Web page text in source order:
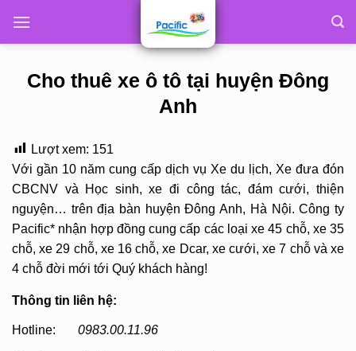
Cho thuê xe ô tô tại huyện Đông
Anh
Lượt xem: 151
Với gần 10 năm cung cấp dịch vụ Xe du lịch, Xe đưa đón
CBCNV và Học sinh, xe đi công tác, đám cưới, thiện
nguyện… trên địa bàn huyện Đông Anh, Hà Nội. Công ty
Pacific* nhận hợp đồng cung cấp các loại xe 45 chỗ, xe 35
chỗ, xe 29 chỗ, xe 16 chỗ, xe Dcar, xe cưới, xe 7 chỗ và xe
4 chỗ đời mới tới Quý khách hàng!
Thông tin liên hệ:
Hotline: 0983.00.11.96